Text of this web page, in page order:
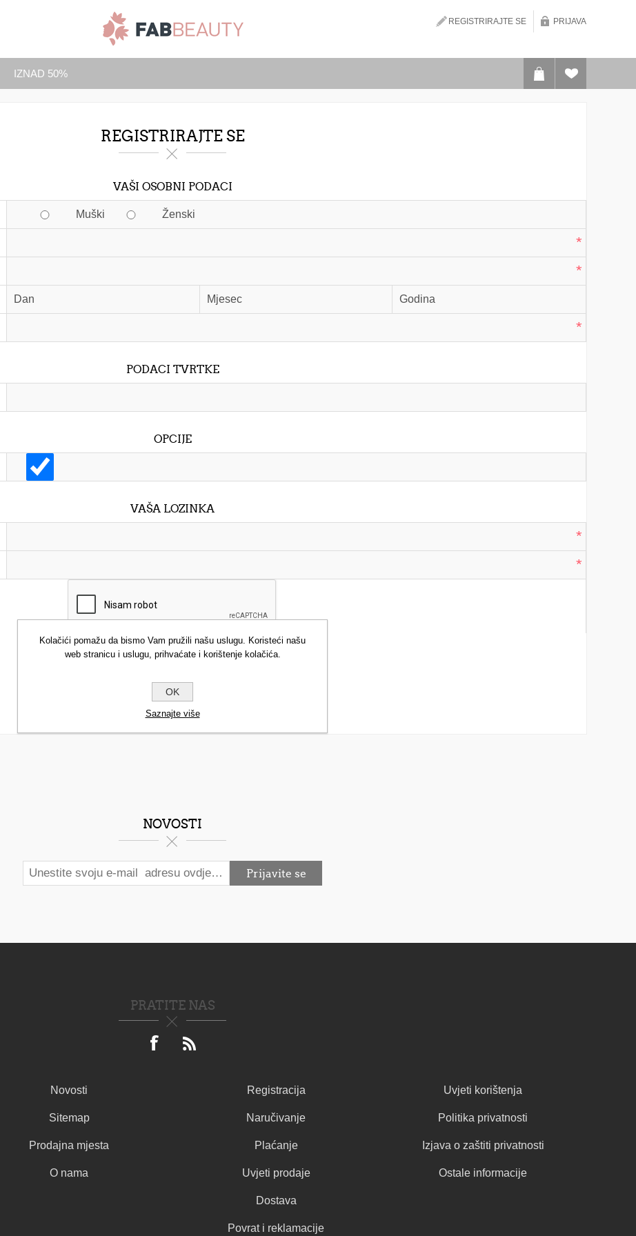
REGISTRIRAJTE SE PRIJAVA
IZNAD 50%
REGISTRIRAJTE SE
VAŠI OSOBNI PODACI
Muški Ženski
*
*
*
PODACI TVRTKE
OPCIJE
VAŠA LOZINKA
*
*
NOVOSTI
PRATITE NAS
Novosti
Sitemap
Prodajna mjesta
O nama
Registracija
Naručivanje
Plaćanje
Uvjeti prodaje
Dostava
Povrat i reklamacije
Uvjeti korištenja
Politika privatnosti
Izjava o zaštiti privatnosti
Ostale informacije
Kolačići pomažu da bismo Vam pružili našu uslugu. Koristeći našu
web stranicu i uslugu, prihvaćate i korištenje kolačića.
OK
Saznajte više